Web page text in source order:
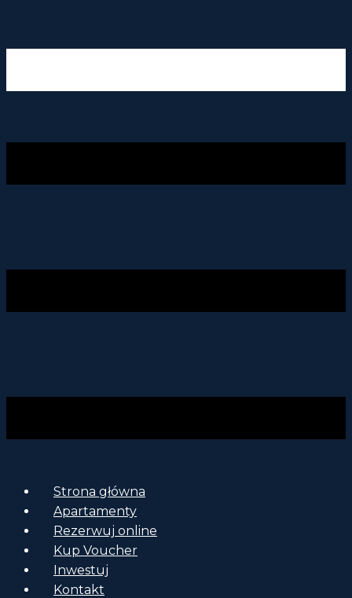
Strona główna
Apartamenty
Rezerwuj online
Kup Voucher
Inwestuj
Kontakt